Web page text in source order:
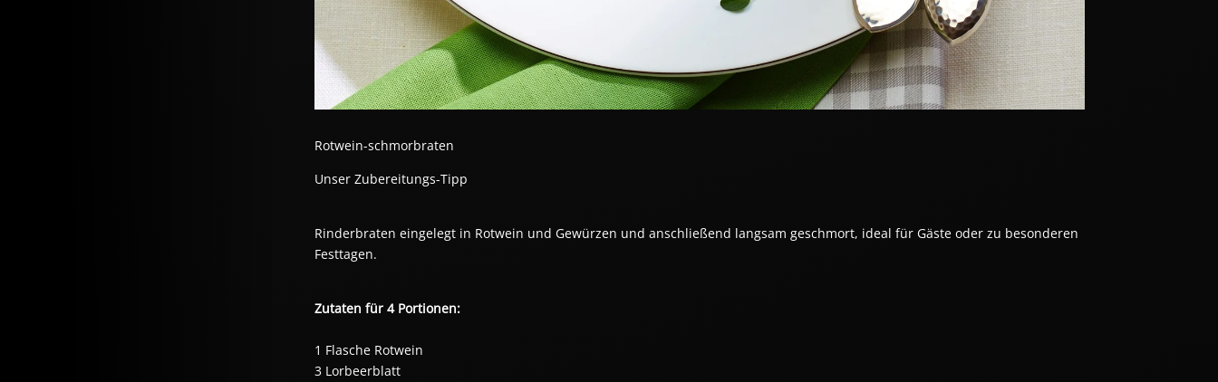
Rotwein-schmorbraten
Unser Zubereitungs-Tipp
Rinderbraten eingelegt in Rotwein und Gewürzen und anschließend langsam geschmort, ideal für Gäste oder zu besonderen
Festtagen.
Zutaten für 4 Portionen:
1 Flasche Rotwein
3 Lorbeerblatt